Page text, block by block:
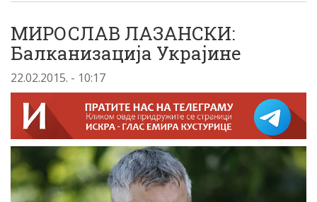
МИРОСЛАВ ЛАЗАНСКИ:
Балканизација Украјине
22.02.2015. - 10:17